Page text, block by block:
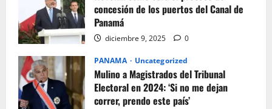
concesión de los puertos del Canal de
Panamá
diciembre 9, 2025 0
PANAMA Uncategorized
Mulino a Magistrados del Tribunal
Electoral en 2024: ‘Si no me dejan
correr, prendo este país’